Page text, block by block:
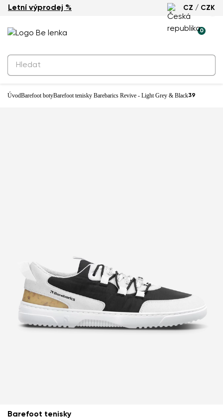
Letní výprodej % CZ / CZK
0
ÚvodBarefoot botyBarefoot tenisky Barebarics Revive - Light Grey & Black39
-40%
Barefoot tenisky